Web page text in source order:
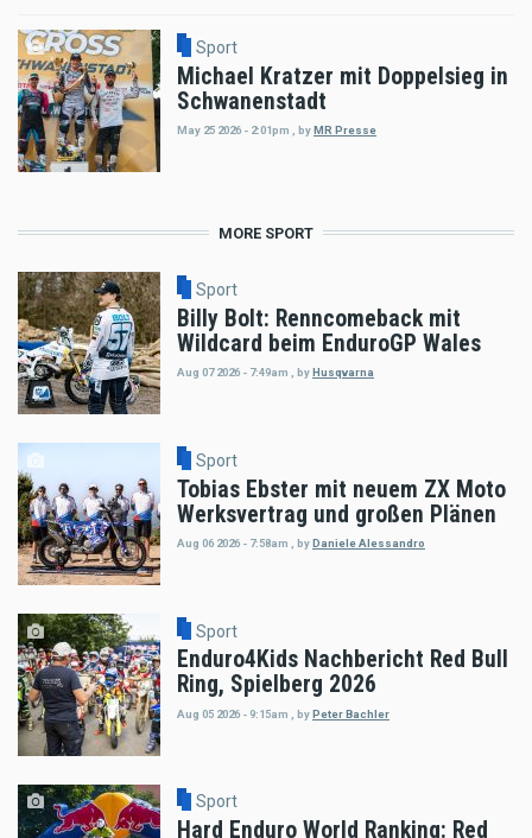
Sport
Michael Kratzer mit Doppelsieg in
Schwanenstadt
May 25 2026 - 2:01pm byMR Presse
MORE SPORT
Sport
Billy Bolt: Renncomeback mit
Wildcard beim EnduroGP Wales
Aug 07 2026 - 7:49am byHusqvarna
Sport
Tobias Ebster mit neuem ZX Moto
Werksvertrag und großen Plänen
Aug 06 2026 - 7:58am byDaniele Alessandro
Sport
Enduro4Kids Nachbericht Red Bull
Ring, Spielberg 2026
Aug 05 2026 - 9:15am byPeter Bachler
Sport
Hard Enduro World Ranking: Red